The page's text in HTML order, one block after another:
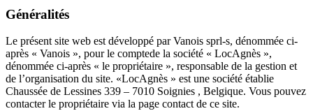
Généralités
Le présent site web est développé par Vanois sprl-s, dénommée ci-
après « Vanois », pour le comptede la société « LocAgnès »,
dénommée ci-après « le propriétaire », responsable de la gestion et
de l’organisation du site. «LocAgnès » est une société établie
Chaussée de Lessines 339 – 7010 Soignies , Belgique. Vous pouvez
contacter le propriétaire via la page contact de ce site.